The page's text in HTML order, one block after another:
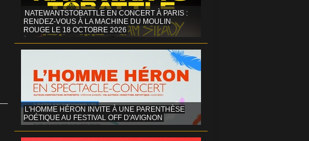
NATEWANTSTOBATTLE EN CONCERT À PARIS :
RENDEZ-VOUS À LA MACHINE DU MOULIN
ROUGE LE 18 OCTOBRE 2026
L'HOMME HÉRON INVITE À UNE PARENTHÈSE
POÉTIQUE AU FESTIVAL OFF D'AVIGNON